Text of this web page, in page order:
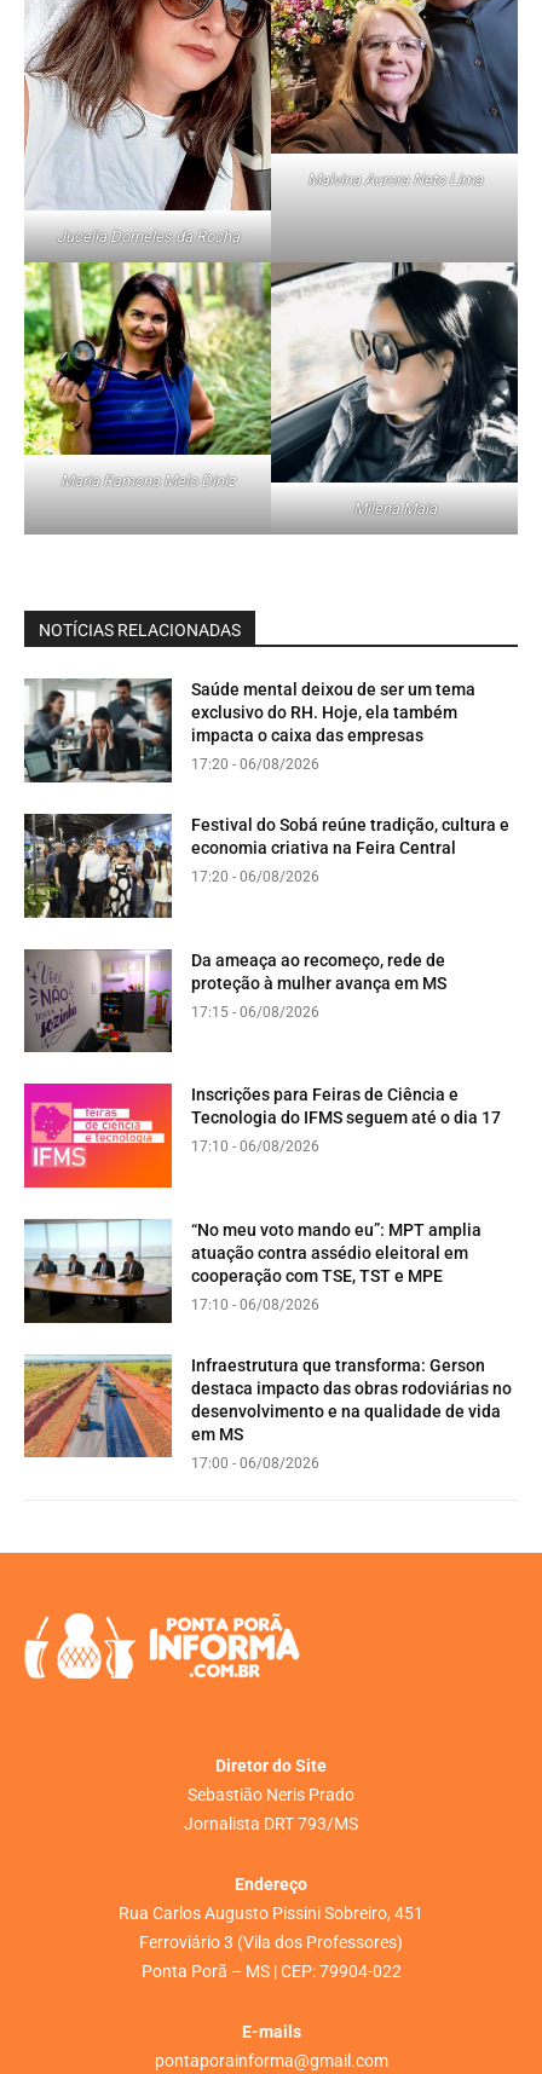
Jucelia Dorneles da Rocha
Malvina Aurora Neto Lima
Maria Ramona Melo Diniz
Milena Maia
NOTÍCIAS RELACIONADAS
Saúde mental deixou de ser um tema
exclusivo do RH. Hoje, ela também
impacta o caixa das empresas
17:20 - 06/08/2026
Festival do Sobá reúne tradição, cultura e
economia criativa na Feira Central
17:20 - 06/08/2026
Da ameaça ao recomeço, rede de
proteção à mulher avança em MS
17:15 - 06/08/2026
Inscrições para Feiras de Ciência e
Tecnologia do IFMS seguem até o dia 17
17:10 - 06/08/2026
“No meu voto mando eu”: MPT amplia
atuação contra assédio eleitoral em
cooperação com TSE, TST e MPE
17:10 - 06/08/2026
Infraestrutura que transforma: Gerson
destaca impacto das obras rodoviárias no
desenvolvimento e na qualidade de vida
em MS
17:00 - 06/08/2026
Diretor do Site
Sebastião Neris Prado
Jornalista DRT 793/MS
Endereço
Rua Carlos Augusto Pissini Sobreiro, 451
Ferroviário 3 (Vila dos Professores)
Ponta Porã – MS | CEP: 79904-022
E-mails
pontaporainforma@gmail.com